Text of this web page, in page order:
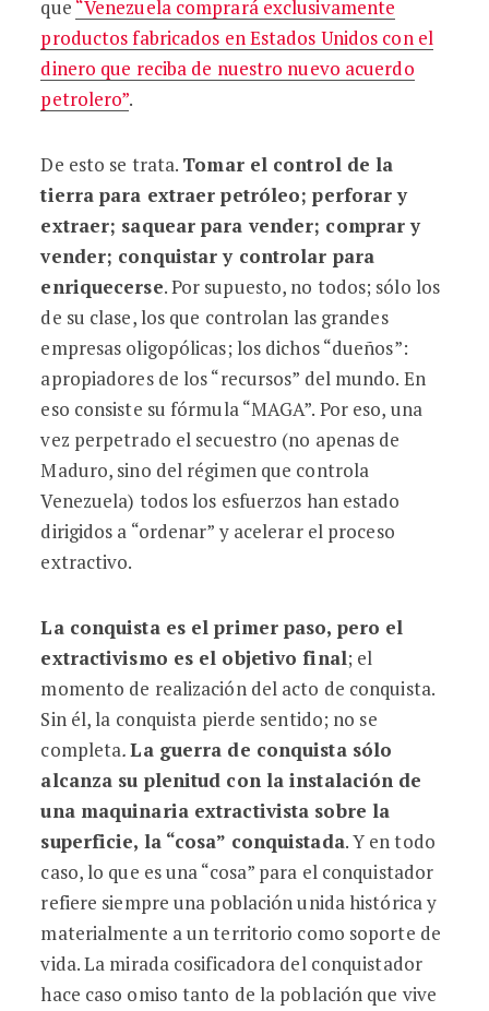
que “Venezuela comprará exclusivamente
productos fabricados en Estados Unidos con el
dinero que reciba de nuestro nuevo acuerdo
petrolero”.
De esto se trata. Tomar el control de la
tierra para extraer petróleo; perforar y
extraer; saquear para vender; comprar y
vender; conquistar y controlar para
enriquecerse. Por supuesto, no todos; sólo los
de su clase, los que controlan las grandes
empresas oligopólicas; los dichos “dueños”:
apropiadores de los “recursos” del mundo. En
eso consiste su fórmula “MAGA”. Por eso, una
vez perpetrado el secuestro (no apenas de
Maduro, sino del régimen que controla
Venezuela) todos los esfuerzos han estado
dirigidos a “ordenar” y acelerar el proceso
extractivo.
La conquista es el primer paso, pero el
extractivismo es el objetivo final; el
momento de realización del acto de conquista.
Sin él, la conquista pierde sentido; no se
completa.La guerra de conquista sólo
alcanza su plenitud con la instalación de
una maquinaria extractivista sobre la
superficie, la “cosa” conquistada. Y en todo
caso, lo que es una “cosa” para el conquistador
refiere siempre una población unida histórica y
materialmente a un territorio como soporte de
vida. La mirada cosificadora del conquistador
hace caso omiso tanto de la población que vive